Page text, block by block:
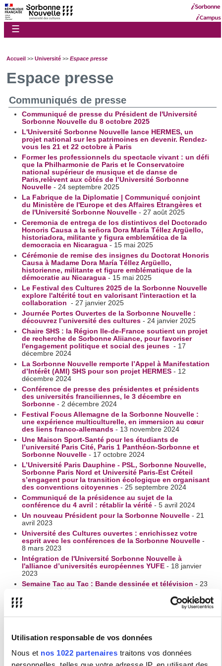
Utilisation responsable de vos données
Nous et nos 1022 partenaires traitons vos données
☰
Accueil >> Université >> Espace presse
Espace presse
Communiqués de presse
Communiqué de presse du Président de l'Université
Sorbonne Nouvelle du 8 octobre 2025
L'Université Sorbonne Nouvelle lance HERMES, un
projet national sur les patrimoines en devenir. Rendez-
vous les 21 et 22 octobre à Paris
Former les professionnels du spectacle vivant : un défi
que la Philharmonie de Paris et le Conservatoire
national supérieur de musique et de danse de
Paris,relèvent aux côtés de l’Université Sorbonne
Nouvelle- 24 septembre 2025
La Fabrique de la Diplomatie | Communiqué conjoint
du Ministère de l'Europe et des Affaires Etrangères et
de l'Université Sorbonne Nouvelle- 27 août 2025
Ceremonia de entrega de los distintivos del Doctorado
Honoris Causa a la señora Dora María Téllez Argüello,
historiadora, militante y figura emblemática de la
democracia en Nicaragua - 15 mai 2025
Cérémonie de remise des insignes du Doctorat Honoris
Causa à Madame Dora María Téllez Argüello,
historienne, militante et figure emblématique de la
démocratie au Nicaragua - 15 mai 2025
Le Festival des Cultures 2025 de la Sorbonne Nouvelle
explore l'altérité tout en valorisant l'interaction et la
collaboration - 27 janvier 2025
Journée Portes Ouvertes de la Sorbonne Nouvelle :
découvrez l’université des cultures- 24 janvier 2025
Chaire SHS : la Région Ile-de-France soutient un projet
de recherche de Sorbonne Aliiance, pour favoriser
l'engagement politique et social des jeunes - 17
décembre 2024
La Sorbonne Nouvelle remporte l’Appel à Manifestation
d’Intérêt (AMI) SHS pour son projet HERMES- 12
décembre 2024
Conférence de presse des présidentes et présidents
des universités franciliennes, le 3 décembre en
Sorbonne- 2 décembre 2024
Festival Focus Allemagne de la Sorbonne Nouvelle :
une expérience multiculturelle, en immersion au cœur
des liens franco-allemands- 13 novembre 2024
Une Maison Sport-Santé pour les étudiants de
l’université Paris Cité, Paris 1 Panthéon-Sorbonne et
Sorbonne Nouvelle- 17 octobre 2024
L’Université Paris Dauphine - PSL, Sorbonne Nouvelle,
Sorbonne Paris Nord et Université Paris-Est Créteil
s’engagent pour la transition écologique en organisant
des conventions citoyennes- 25 septembre 2024
Communiqué de la présidence au sujet de la
conférence du 4 avril : rétablir la vérité - 5 avril 2024
Un nouveau Président pour la Sorbonne Nouvelle- 21
avril 2023
Université des Cultures ouvertes : enrichissez votre
esprit avec les conférences de la Sorbonne Nouvelle-
8 mars 2023
Intégration de l'Université Sorbonne Nouvelle à
l'alliance d’universités européennes YUFE- 18 janvier
2023
Semaine Tac au Tac : Bande dessinée et télévision- 23
novembre 2022
Cérémonie de remise des insignes du Doctorat Honoris
- 17 novembre 2022
DP - Visite presse de la Bibliothèque Sorbonne
La bibliothèque Sorbonne Nouvelle à ouvert ses portes
le 9 mai dans le campus Nation- 19 mai 2022